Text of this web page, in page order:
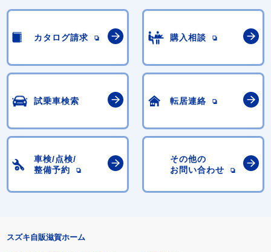
カタログ請求 購入相談
試乗車検索 転居連絡
車検/点検/
整備予約
その他の
お問い合わせ
スズキ自販滋賀ホーム